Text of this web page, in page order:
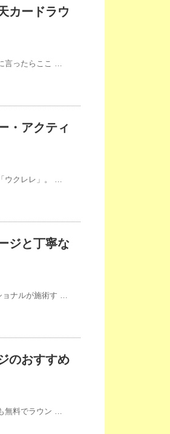
カードラウ
言ったらここ …
・アクティ
ウクレレ」。 …
ジと丁寧な
ナルが施術す …
のおすすめ
無料でラウン …